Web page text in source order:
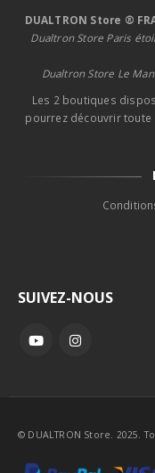
DUALTRON Store ®
Dualtron Store Paris
Dualtron Store Le
Les 2 boutiques
pourrez découvrir toute
SUIVEZ-NOUS
© DUALTRON Store. 2025.